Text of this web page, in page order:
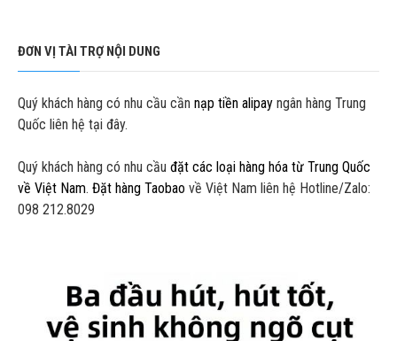
ĐƠN VỊ TÀI TRỢ NỘI DUNG
Quý khách hàng có nhu cầu cần nạp tiền alipay ngân hàng Trung
Quốc liên hệ tại đây.
Quý khách hàng có nhu cầu đặt các loại hàng hóa từ Trung Quốc
về Việt Nam. Đặt hàng Taobao về Việt Nam liên hệ Hotline/Zalo:
098 212.8029